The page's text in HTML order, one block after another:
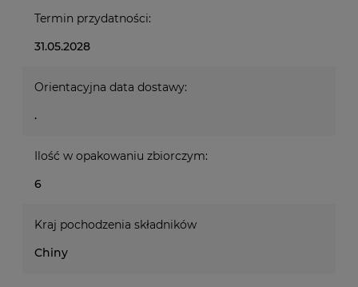
Termin przydatności:
31.05.2028
Orientacyjna data dostawy:
.
Ilość w opakowaniu zbiorczym:
6
Kraj pochodzenia składników
Chiny